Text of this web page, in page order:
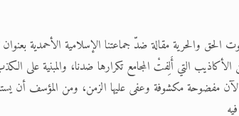
والحرية مقالة ضدّ جماعتنا الإسلامية الأحمدية بعنوان
التي أَلِفتْ المجامع تكرارها ضدنا، والمبنية على
مفضوحة مكشوفة وعفى عليها الزمن، ومن المؤسف أن